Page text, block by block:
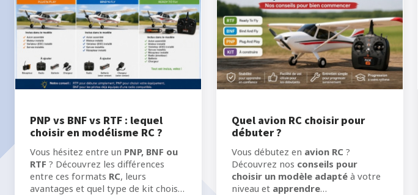
PNP vs BNF vs RTF : lequel
choisir en modélisme RC ?
Vous hésitez entre un PNP, BNF ou
RTF ? Découvrez les différences
entre ces formats RC, leurs
avantages et quel type de kit choisir
Quel avion RC choisir pour
débuter ?
Vous débutez en avion RC ?
Découvrez nos conseils pour
choisir un modèle adapté à votre
niveau et apprendre